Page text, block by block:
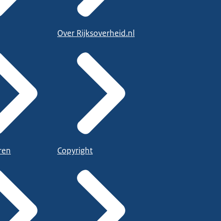
Over Rijksoverheid.nl
Copyright